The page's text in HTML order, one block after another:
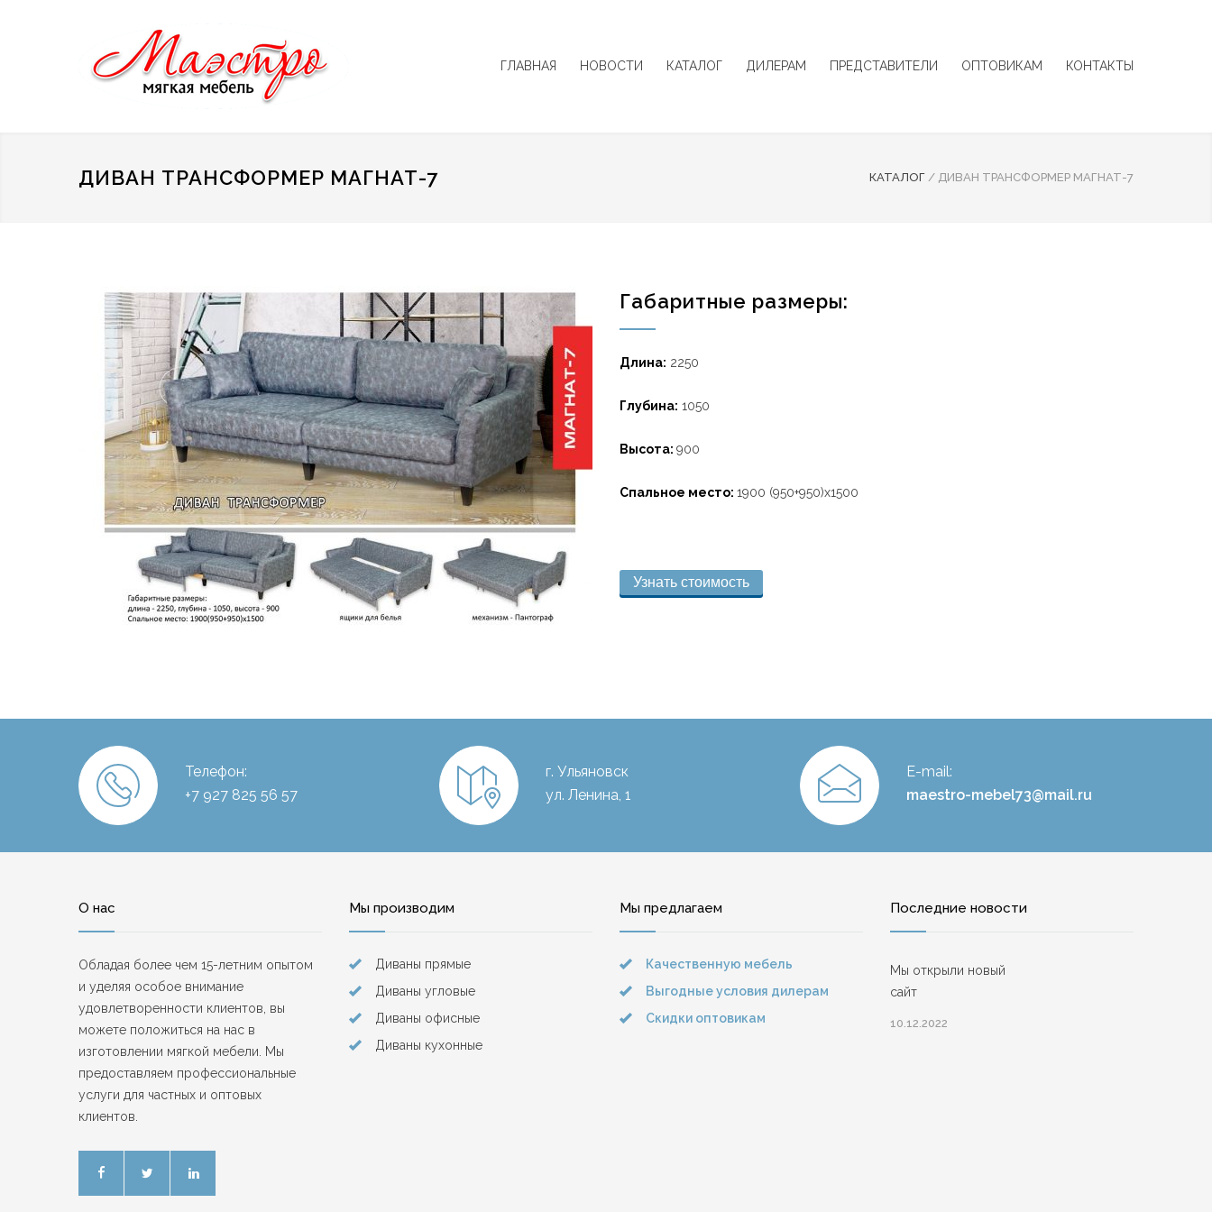
ГЛАВНАЯ НОВОСТИ КАТАЛОГ ДИЛЕРАМ ПРЕДСТАВИТЕЛИ ОПТОВИКАМ КОНТАКТЫ
ДИВАН ТРАНСФОРМЕР МАГНАТ-7 КАТАЛОГ / ДИВАН ТРАНСФОРМЕР МАГНАТ-7
Габаритные размеры:
Длина: 2250
Глубина: 1050
Высота: 900
Спальное место: 1900 (950+950)x1500
Узнать стоимость
Телефон:
+7 927 825 56 57
г. Ульяновск
ул. Ленина, 1
E-mail:
maestro-mebel73@mail.ru
О нас
Обладая более чем 15-летним опытом
и уделяя особое внимание
удовлетворенности клиентов, вы
можете положиться на нас в
изготовлении мягкой мебели. Мы
предоставляем профессиональные
услуги для частных и оптовых
клиентов.
Мы производим
Диваны прямые
Диваны угловые
Диваны офисные
Диваны кухонные
Мы предлагаем
Качественную мебель
Выгодные условия дилерам
Скидки оптовикам
Последние новости
Мы открыли новый
сайт
10.12.2022